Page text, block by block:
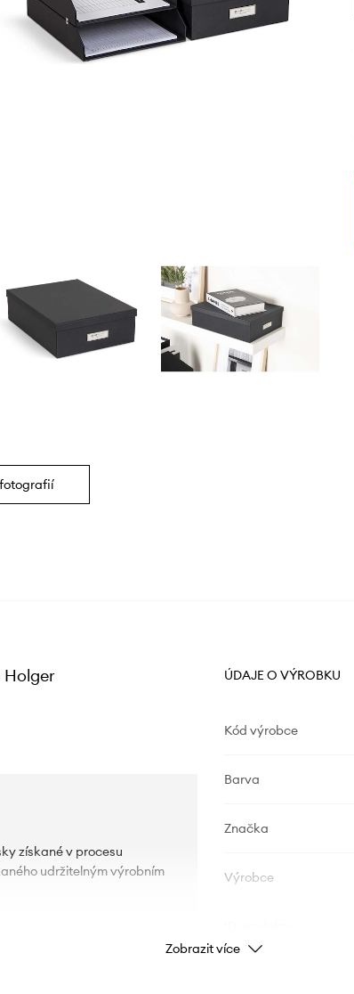
Holger
získané v procesu
udržitelným výrobním
ÚDAJE O VÝROBKU
Kód výrobce
Barva
Značka
Výrobce
Zobrazit více